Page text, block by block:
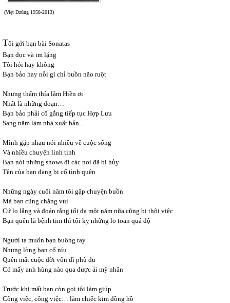
(Việt Dzũng 1958-2013)
Tôi gởi bạn bài Sonatas
Bạn đọc và im lặng
Tôi hỏi hay không
Bạn bảo hay nỗi gì chỉ buồn não ruột
Nhưng thấm thía lắm Hiền ơi
Nhất là những đoạn…
Bạn bảo phải cố gắng tiếp tục Hợp Lưu
Sang năm làm nhà xuất bản...
Mình gặp nhau nói nhiều về cuộc sống
Và nhìều chuyện linh tinh
Bạn nói những shows đi các nơi đã bị hủy
Tên của bạn đang bị cố tình quên
Những ngày cuối năm tôi gặp chuyện buồn
Mà bạn cũng chẳng vui
Cứ lo lắng và đoán rằng tối đa một năm nữa cũng bị thôi việc
Bạn quên là bệnh tim thì tối kỵ những lo toan quá độ
Người ta muốn bạn buông tay
Nhưng lòng bạn cố níu
Quên mất cuộc đời vốn dĩ phù du
Có mấy anh hùng nào qua được ải mỹ nhân
Trước khi mất bạn còn gọi tôi làm giúp
Công việc, công việc… làm chiếc kim đồng hồ